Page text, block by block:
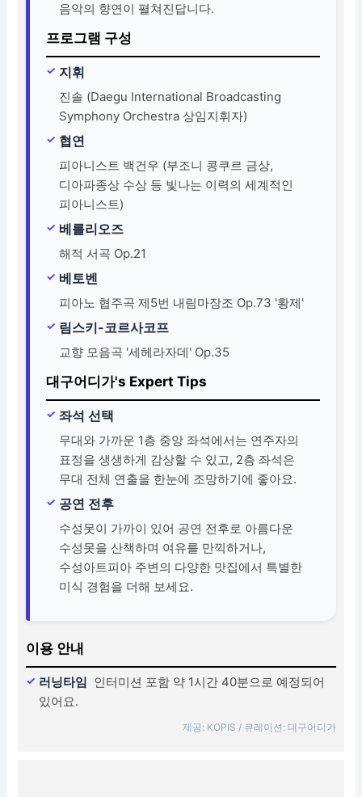
음악의 향연이 펼쳐진답니다.
프로그램 구성
지휘
진솔 (Daegu International Broadcasting
Symphony Orchestra 상임지휘자)
협연
피아니스트 백건우 (부조니 콩쿠르 금상,
디아파종상 수상 등 빛나는 이력의 세계적인
피아니스트)
베를리오즈
해적 서곡 Op.21
베토벤
피아노 협주곡 제5번 내림마장조 Op.73 '황제'
림스키-코르사코프
교향 모음곡 '세헤라자데' Op.35
대구어디가's Expert Tips
좌석 선택
무대와 가까운 1층 중앙 좌석에서는 연주자의
표정을 생생하게 감상할 수 있고, 2층 좌석은
무대 전체 연출을 한눈에 조망하기에 좋아요.
공연 전후
수성못이 가까이 있어 공연 전후로 아름다운
수성못을 산책하며 여유를 만끽하거나,
수성아트피아 주변의 다양한 맛집에서 특별한
미식 경험을 더해 보세요.
이용 안내
러닝타임 인터미션 포함 약 1시간 40분으로 예정되어
있어요.
제공: KOPIS / 큐레이션: 대구어디가